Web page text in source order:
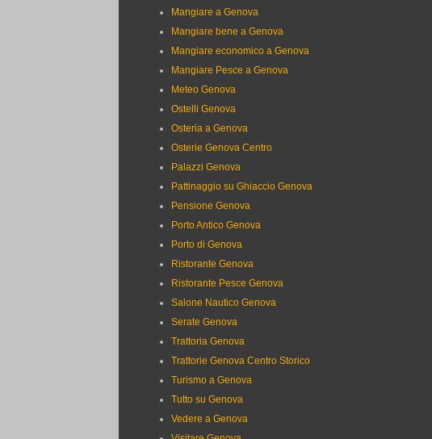
Mangiare a Genova
Mangiare bene a Genova
Mangiare economico a Genova
Mangiare Pesce a Genova
Meteo Genova
Ostelli Genova
Osteria a Genova
Osterie Genova Centro
Palazzi Genova
Pattinaggio su Ghiaccio Genova
Pensione Genova
Porto Antico Genova
Porto di Genova
Ristorante Genova
Ristorante Pesce Genova
Salone Nautico Genova
Serate Genova
Trattoria Genova
Trattorie Genova Centro Storico
Turismo a Genova
Tutto su Genova
Vedere a Genova